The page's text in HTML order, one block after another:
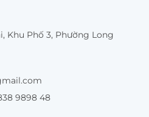
Khu Phố 3, Phường Long
9898 48